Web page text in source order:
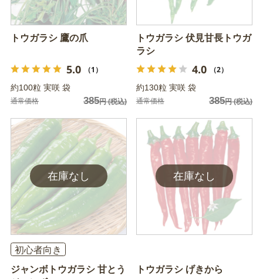
トウガラシ 鷹の爪
5.0 （1）
約100粒 実咲 袋
通常価格 385円(税込)
トウガラシ 伏見甘長トウガ
ラシ
4.0 （2）
約130粒 実咲 袋
通常価格 385円(税込)
初心者向き
ジャンボトウガラシ 甘とう
トウガラシ げきから